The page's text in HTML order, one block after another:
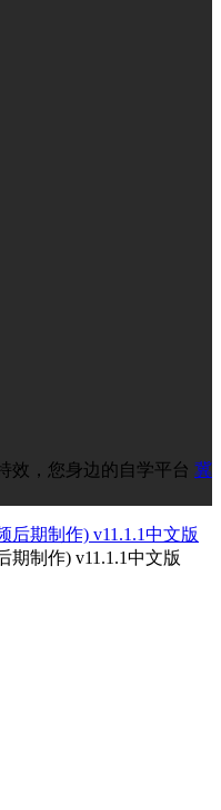
效，您身边的自学平台 冀
期制作) v11.1.1中文版